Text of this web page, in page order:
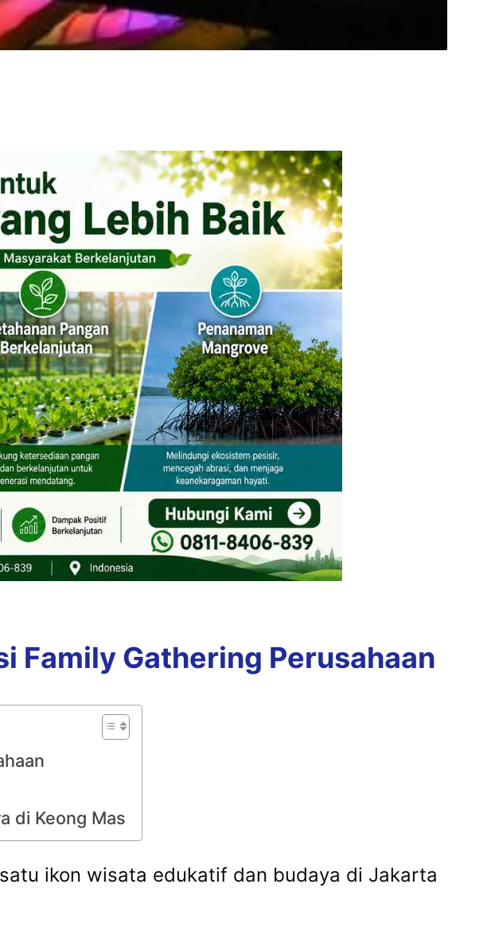
Family Gathering Perusahaan
di Keong Mas
ikon wisata edukatif dan budaya di Jakarta